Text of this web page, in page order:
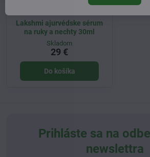
Lakshmi ajurvédske sérum
na ruky a nechty 30ml
Skladom
29 €
Do košíka
Prihláste sa na
newslettra